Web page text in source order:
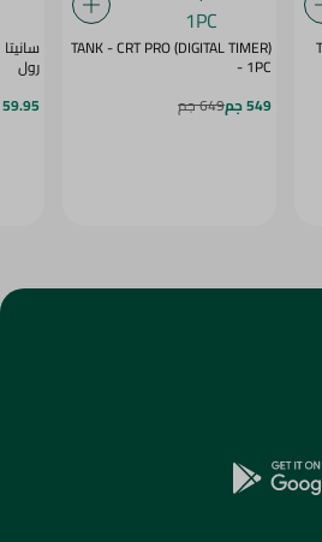
TANK - CRT PRO (DIGITAL TIMER)
- 1PC
549 جم
649 جم
رول
59.95 جم